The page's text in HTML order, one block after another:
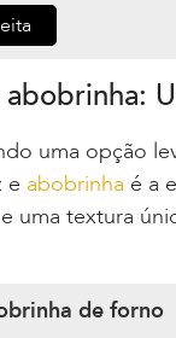
uma opção
e abobrinha é a
uma textura
de forno